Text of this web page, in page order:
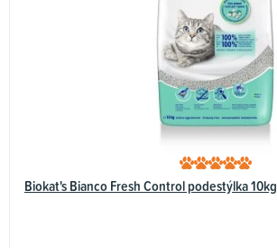
Biokat's Bianco Fresh Control podestýlka 10kg